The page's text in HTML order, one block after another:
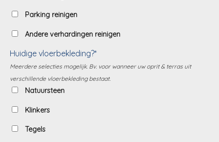
Parking reinigen
Andere verhardingen reinigen
Huidige vloerbekleding?*
Meerdere selecties mogelijk. Bv. voor wanneer uw oprit & terras uit
verschillende vloerbekleding bestaat.
Natuursteen
Klinkers
Tegels